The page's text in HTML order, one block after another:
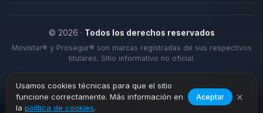
Usamos cookies técnicas para que el sitio
funcione correctamente. Más información en
la política de cookies.
Aceptar ×
© 2026 · Todos los derechos reservados
Movistar® y Prosegur® son marcas registradas de sus respectivos
titulares. Sitio informativo no oficial.
Inicio › Alarmas Hogar › Alcudia de Monteagud